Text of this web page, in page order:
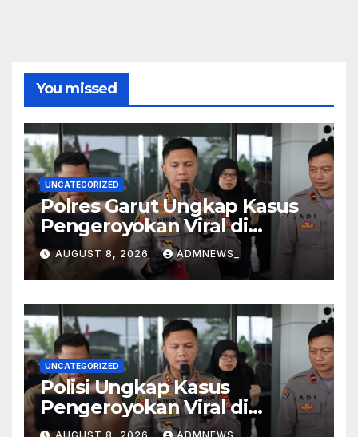
You missed
UNCATEGORIZED
Polres Garut Ungkap Kasus
Pengeroyokan Viral di
Tarogong Kaler, Berawal dari
Knalpot Brong
AUGUST 8, 2026 ADMNEWS_
UNCATEGORIZED
Polisi Ungkap Kasus
Pengeroyokan Viral di
Tarogong Kaler, Berawal dari